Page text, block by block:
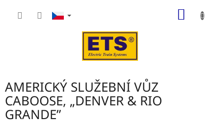
AMERICKÝ SLUŽEBNÍ VŮZ
CABOOSE, „DENVER & RIO
GRANDE”